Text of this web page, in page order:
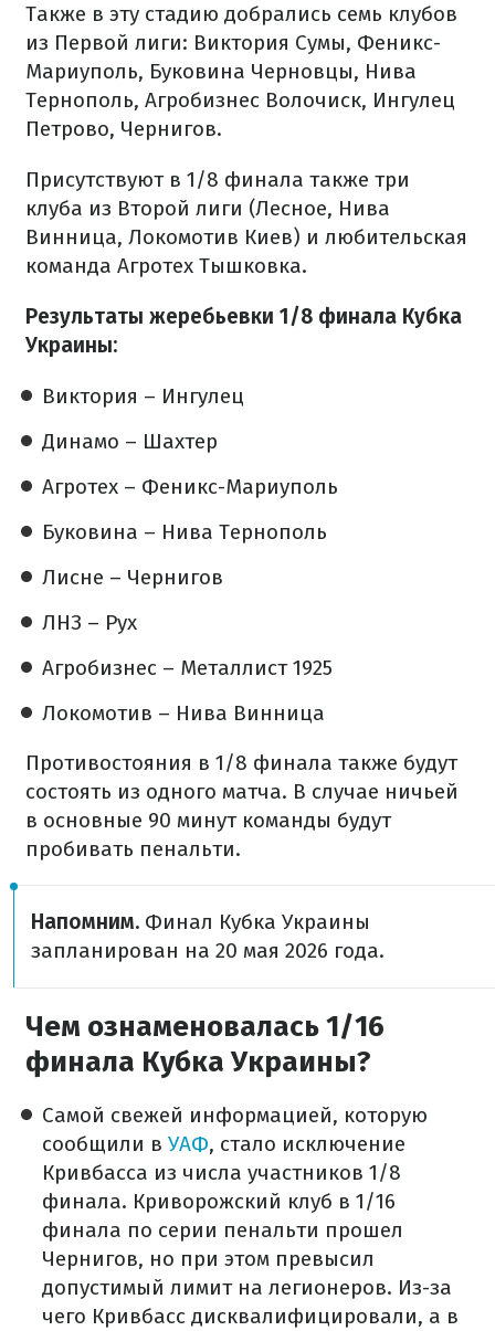
Также в эту стадию добрались семь клубов
из Первой лиги: Виктория Сумы, Феникс-
Мариуполь, Буковина Черновцы, Нива
Тернополь, Агробизнес Волочиск, Ингулец
Петрово, Чернигов.
Присутствуют в 1/8 финала также три
клуба из Второй лиги (Лесное, Нива
Винница, Локомотив Киев) и любительская
команда Агротех Тышковка.
Результаты жеребьевки 1/8 финала Кубка
Украины:
Виктория – Ингулец
Динамо – Шахтер
Агротех – Феникс-Мариуполь
Буковина – Нива Тернополь
Лисне – Чернигов
ЛНЗ – Рух
Агробизнес – Металлист 1925
Локомотив – Нива Винница
Противостояния в 1/8 финала также будут
состоять из одного матча. В случае ничьей
в основные 90 минут команды будут
пробивать пенальти.
Напомним. Финал Кубка Украины
запланирован на 20 мая 2026 года.
Чем ознаменовалась 1/16
финала Кубка Украины?
Самой свежей информацией, которую
сообщили в УАФ, стало исключение
Кривбасса из числа участников 1/8
финала. Криворожский клуб в 1/16
финала по серии пенальти прошел
Чернигов, но при этом превысил
допустимый лимит на легионеров. Из-за
чего Кривбасс дисквалифицировали, а в